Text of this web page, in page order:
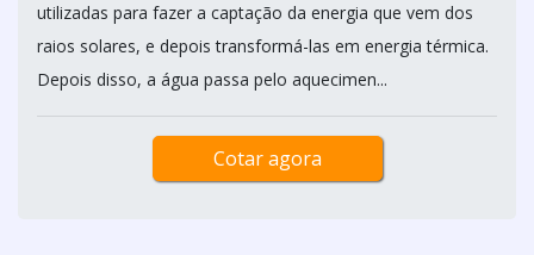
utilizadas para fazer a captação da energia que vem dos
raios solares, e depois transformá-las em energia térmica.
Depois disso, a água passa pelo aquecimen...
Cotar agora